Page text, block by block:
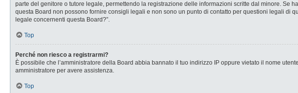
parte del genitore o tutore legale, permettendo la registrazione delle informazioni scritte dal minore. Se
questa Board non possono fornire consigli legali e non sono un punto di contatto per questioni legali di
legale concernenti questa Board?”.
Top
Perché non riesco a registrarmi?
È possibile che l’amministratore della Board abbia bannato il tuo indirizzo IP oppure vietato il nome
amministratore per avere assistenza.
Top